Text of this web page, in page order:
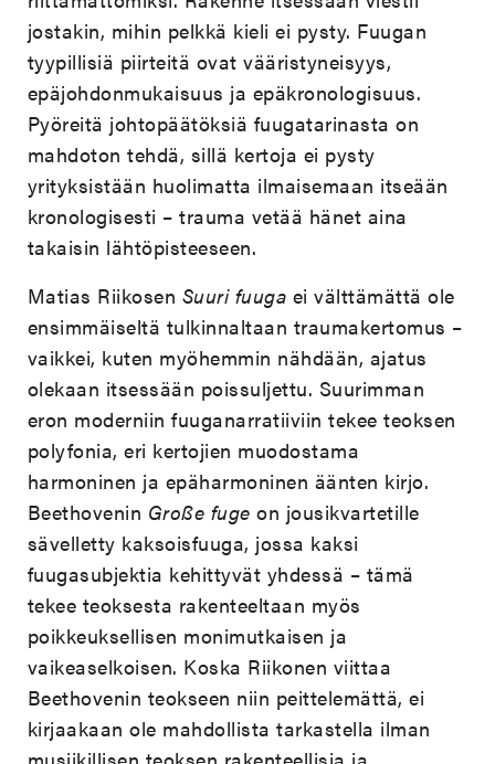
jostakin, mihin pelkkä kieli ei pysty. Fuugan
tyypillisiä piirteitä ovat vääristyneisyys,
epäjohdonmukaisuus ja epäkronologisuus.
Pyöreitä johtopäätöksiä fuugatarinasta on
mahdoton tehdä, sillä kertoja ei pysty
yrityksistään huolimatta ilmaisemaan itseään
kronologisesti – trauma vetää hänet aina
takaisin lähtöpisteeseen.
Matias Riikosen Suuri fuuga ei välttämättä ole
ensimmäiseltä tulkinnaltaan traumakertomus –
vaikkei, kuten myöhemmin nähdään, ajatus
olekaan itsessään poissuljettu. Suurimman
eron moderniin fuuganarratiiviin tekee teoksen
polyfonia, eri kertojien muodostama
harmoninen ja epäharmoninen äänten kirjo.
Beethovenin Große fuge on jousikvartetille
sävelletty kaksoisfuuga, jossa kaksi
fuugasubjektia kehittyvät yhdessä – tämä
tekee teoksesta rakenteeltaan myös
poikkeuksellisen monimutkaisen ja
vaikeaselkoisen. Koska Riikonen viittaa
Beethovenin teokseen niin peittelemättä, ei
kirjaakaan ole mahdollista tarkastella ilman